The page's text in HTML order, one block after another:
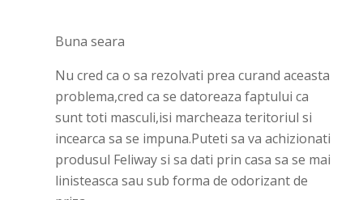
Buna seara
Nu cred ca o sa rezolvati prea curand aceasta
problema,cred ca se datoreaza faptului ca
sunt toti masculi,isi marcheaza teritoriul si
incearca sa se impuna.Puteti sa va achizionati
produsul Feliway si sa dati prin casa sa se mai
linisteasca sau sub forma de odorizant de